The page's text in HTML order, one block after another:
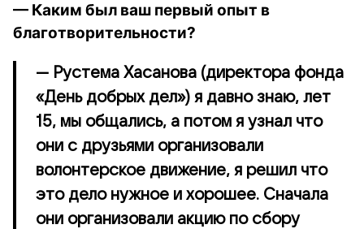
— Каким был ваш первый опыт в
благотворительности?
— Рустема Хасанова (директора фонда
«День добрых дел») я давно знаю, лет
15, мы общались, а потом я узнал что
они с друзьями организовали
волонтерское движение, я решил что
это дело нужное и хорошее. Сначала
они организовали акцию по сбору